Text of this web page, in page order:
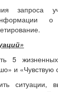
запроса
5
и «Чувствую